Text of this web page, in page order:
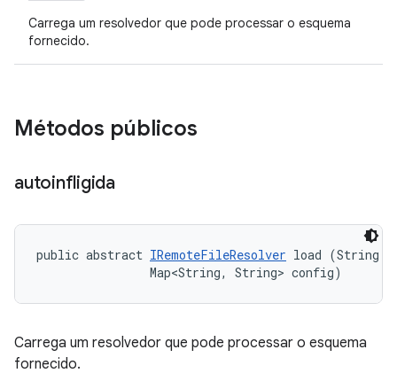
Carrega um resolvedor que pode processar o esquema
fornecido.
Métodos públicos
autoinfligida
public abstract IRemoteFileResolver load (String
                Map<String, String> config)
Carrega um resolvedor que pode processar o esquema
fornecido.